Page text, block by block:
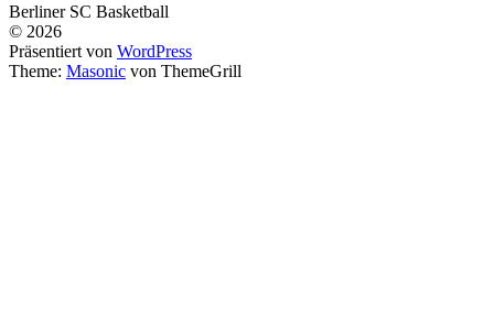
Berliner SC Basketball
© 2026
Präsentiert von WordPress
Theme: Masonic von ThemeGrill